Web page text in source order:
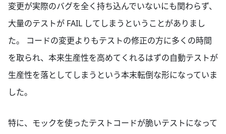
変更が実際のバグを全く持ち込んでいないにも関わらず、
大量のテストが FAIL してしまうということがありまし
た。 コードの変更よりもテストの修正の方に多くの時間
を取られ、本来生産性を高めてくれるはずの自動テストが
生産性を落としてしまうという本末転倒な形になっていま
した。
特に、モックを使ったテストコードが脆いテストになって